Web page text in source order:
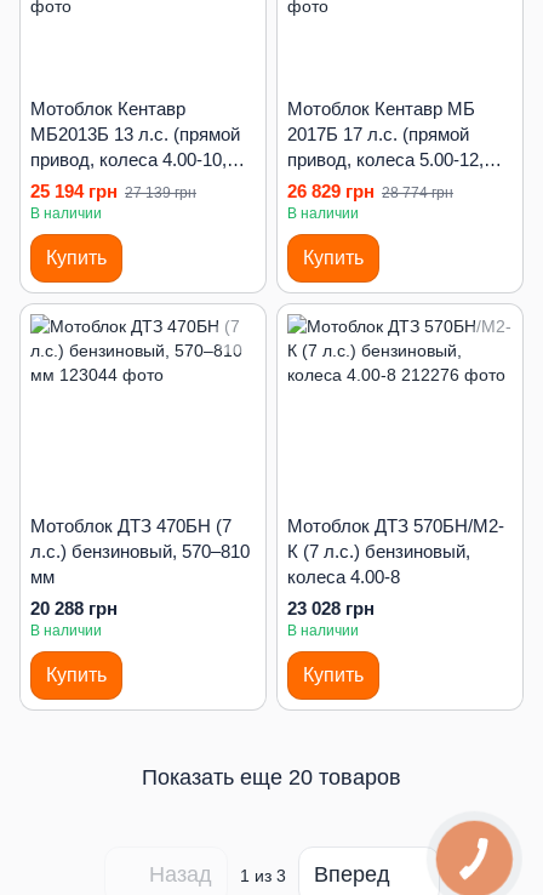
Мотоблок Кентавр
МБ2013Б 13 л.с. (прямой
привод, колеса 4.00-10,
ширина 1400 мм)
25 194 грн 27 139 грн
В наличии
Купить
Мотоблок Кентавр МБ
2017Б 17 л.с. (прямой
привод, колеса 5.00-12,
ширина 1400 мм)
26 829 грн 28 774 грн
В наличии
Купить
Мотоблок ДТЗ 470БН (7
л.с.) бензиновый, 570–810
мм
20 288 грн
В наличии
Купить
Мотоблок ДТЗ 570БН/М2-
К (7 л.с.) бензиновый,
колеса 4.00-8
23 028 грн
В наличии
Купить
Показать еще 20 товаров
Назад 1 из 3 Вперед